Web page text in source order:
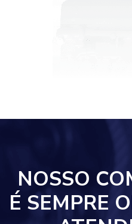
NOSSO
É SEMPRE